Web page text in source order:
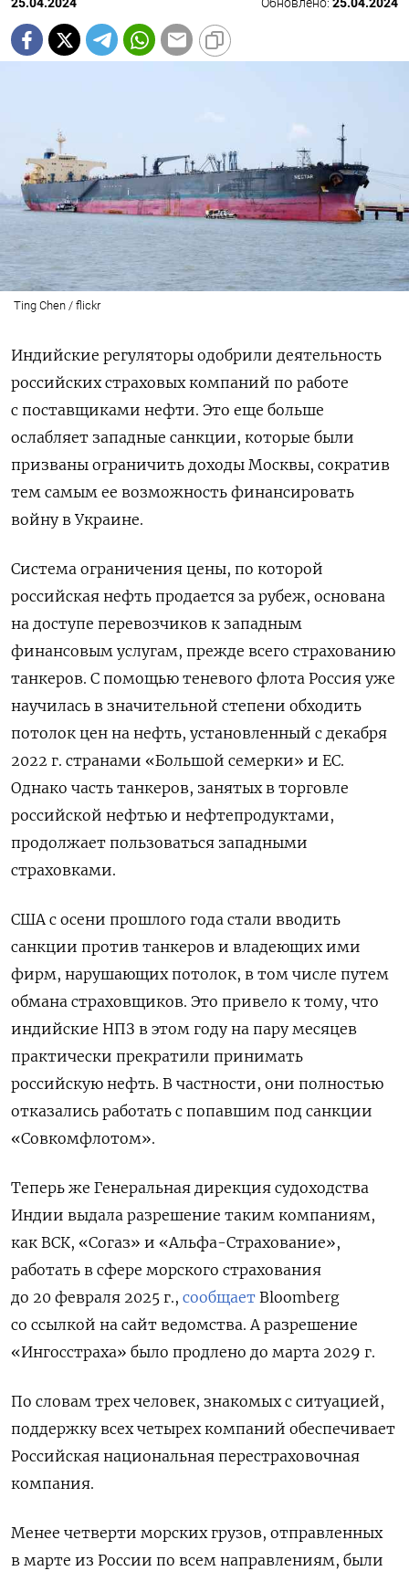
25.04.2024 Обновлено: 25.04.2024
Ting Chen / flickr
Индийские регуляторы одобрили деятельность
российских страховых компаний по работе
с поставщиками нефти. Это еще больше
ослабляет западные санкции, которые были
призваны ограничить доходы Москвы, сократив
тем самым ее возможность финансировать
войну в Украине.
Система ограничения цены, по которой
российская нефть продается за рубеж, основана
на доступе перевозчиков к западным
финансовым услугам, прежде всего страхованию
танкеров. С помощью теневого флота Россия уже
научилась в значительной степени обходить
потолок цен на нефть, установленный с декабря
2022 г. странами «Большой семерки» и ЕС.
Однако часть танкеров, занятых в торговле
российской нефтью и нефтепродуктами,
продолжает пользоваться западными
страховками.
США с осени прошлого года стали вводить
санкции против танкеров и владеющих ими
фирм, нарушающих потолок, в том числе путем
обмана страховщиков. Это привело к тому, что
индийские НПЗ в этом году на пару месяцев
практически прекратили принимать
российскую нефть. В частности, они полностью
отказались работать с попавшим под санкции
«Совкомфлотом».
Теперь же Генеральная дирекция судоходства
Индии выдала разрешение таким компаниям,
как ВСК, «Согаз» и «Альфа-Страхование»,
работать в сфере морского страхования
до 20 февраля 2025 г., сообщает Bloomberg
со ссылкой на сайт ведомства. А разрешение
«Ингосстраха» было продлено до марта 2029 г.
По словам трех человек, знакомых с ситуацией,
поддержку всех четырех компаний обеспечивает
Российская национальная перестраховочная
компания.
Менее четверти морских грузов, отправленных
в марте из России по всем направлениям, были